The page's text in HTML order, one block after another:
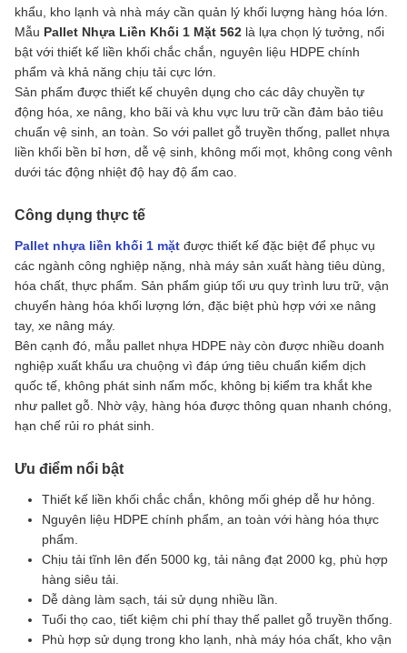
khẩu, kho lạnh và nhà máy cần quản lý khối lượng hàng hóa lớn.
Mẫu Pallet Nhựa Liền Khối 1 Mặt 562 là lựa chọn lý tưởng, nổi
bật với thiết kế liền khối chắc chắn, nguyên liệu HDPE chính
phẩm và khả năng chịu tải cực lớn.
Sản phẩm được thiết kế chuyên dụng cho các dây chuyền tự
động hóa, xe nâng, kho bãi và khu vực lưu trữ cần đảm bảo tiêu
chuẩn vệ sinh, an toàn. So với pallet gỗ truyền thống, pallet nhựa
liền khối bền bỉ hơn, dễ vệ sinh, không mối mọt, không cong vênh
dưới tác động nhiệt độ hay độ ẩm cao.
Công dụng thực tế
Pallet nhựa liền khối 1 mặt được thiết kế đặc biệt để phục vụ
các ngành công nghiệp nặng, nhà máy sản xuất hàng tiêu dùng,
hóa chất, thực phẩm. Sản phẩm giúp tối ưu quy trình lưu trữ, vận
chuyển hàng hóa khối lượng lớn, đặc biệt phù hợp với xe nâng
tay, xe nâng máy.
Bên cạnh đó, mẫu pallet nhựa HDPE này còn được nhiều doanh
nghiệp xuất khẩu ưa chuộng vì đáp ứng tiêu chuẩn kiểm dịch
quốc tế, không phát sinh nấm mốc, không bị kiểm tra khắt khe
như pallet gỗ. Nhờ vậy, hàng hóa được thông quan nhanh chóng,
hạn chế rủi ro phát sinh.
Ưu điểm nổi bật
Thiết kế liền khối chắc chắn, không mối ghép dễ hư hỏng.
Nguyên liệu HDPE chính phẩm, an toàn với hàng hóa thực
phẩm.
Chịu tải tĩnh lên đến 5000 kg, tải nâng đạt 2000 kg, phù hợp
hàng siêu tải.
Dễ dàng làm sạch, tái sử dụng nhiều lần.
Tuổi thọ cao, tiết kiệm chi phí thay thế pallet gỗ truyền thống.
Phù hợp sử dụng trong kho lạnh, nhà máy hóa chất, kho vận